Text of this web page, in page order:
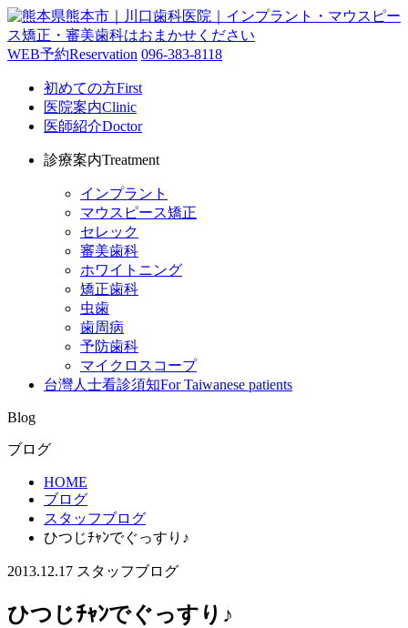
WEB予約Reservation 096-383-8118
初めての方First
医院案内Clinic
医師紹介Doctor
診療案内Treatment
インプラント
マウスピース矯正
セレック
審美歯科
ホワイトニング
矯正歯科
虫歯
歯周病
予防歯科
マイクロスコープ
台灣人士看診須知For Taiwanese patients
Blog
ブログ
HOME
ブログ
スタッフブログ
ひつじﾁｬﾝでぐっすり♪
2013.12.17 スタッフブログ
ひつじﾁｬﾝでぐっすり♪